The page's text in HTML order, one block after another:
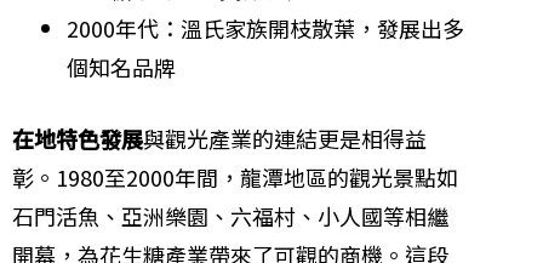
2000年代：溫氏家族開枝散葉，發展出多
個知名品牌
在地特色發展與觀光產業的連結更是相得益
彰。1980至2000年間，龍潭地區的觀光景點如
石門活魚、亞洲樂園、六福村、小人國等相繼
開幕，為花生糖產業帶來了可觀的商機。這段